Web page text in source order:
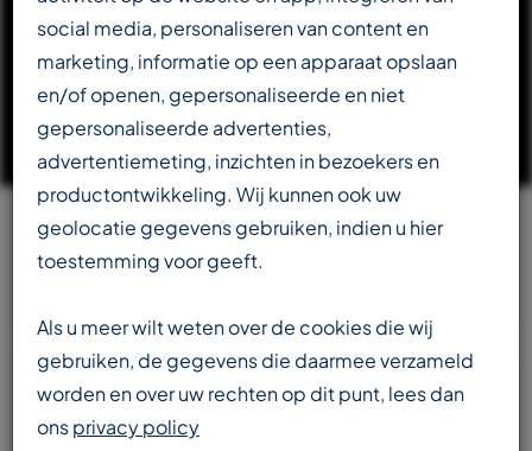
Team
beschikbaar in meerdere talen
Enorme voorraad
transportbanden en componenten
social media, personaliseren van content en
marketing, informatie op een apparaat opslaan
en/of openen, gepersonaliseerde en niet
gepersonaliseerde advertenties,
advertentiemeting, inzichten in bezoekers en
productontwikkeling. Wij kunnen ook uw
geolocatie gegevens gebruiken, indien u hier
toestemming voor geeft.
Als u meer wilt weten over de cookies die wij
gebruiken, de gegevens die daarmee verzameld
worden en over uw rechten op dit punt, lees dan
onsprivacy policy